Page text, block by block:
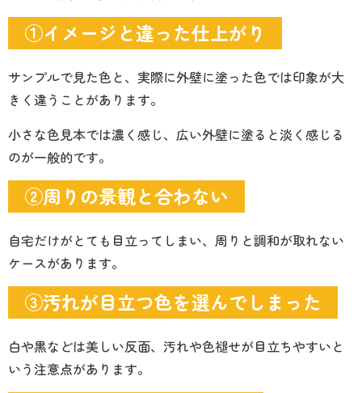
①イメージと違った仕上がり
サンプルで見た色と、実際に外壁に塗った色では印象が大
きく違うことがあります。
小さな色見本では濃く感じ、広い外壁に塗ると淡く感じる
のが一般的です。
②周りの景観と合わない
自宅だけがとても目立ってしまい、周りと調和が取れない
ケースがあります。
③汚れが目立つ色を選んでしまった
白や黒などは美しい反面、汚れや色褪せが目立ちやすいと
いう注意点があります。